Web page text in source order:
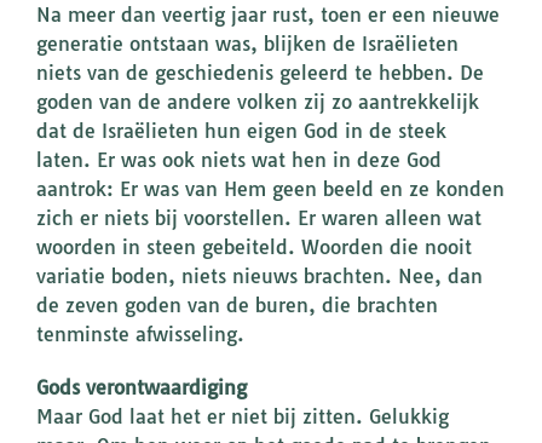
Na meer dan veertig jaar rust, toen er een nieuwe
generatie ontstaan was, blijken de Israëlieten
niets van de geschiedenis geleerd te hebben. De
goden van de andere volken zij zo aantrekkelijk
dat de Israëlieten hun eigen God in de steek
laten. Er was ook niets wat hen in deze God
aantrok: Er was van Hem geen beeld en ze konden
zich er niets bij voorstellen. Er waren alleen wat
woorden in steen gebeiteld. Woorden die nooit
variatie boden, niets nieuws brachten. Nee, dan
de zeven goden van de buren, die brachten
tenminste afwisseling.
Gods verontwaardiging
Maar God laat het er niet bij zitten. Gelukkig